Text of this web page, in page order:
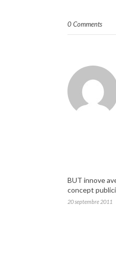
0 Comments
BUT innove
concept
20 septembre 2011